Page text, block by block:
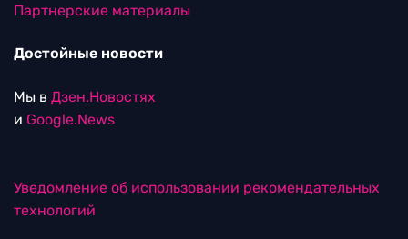
Партнерские материалы
Достойные новости
Мы в Дзен.Новостях
и Google.News
Уведомление об использовании рекомендательных
технологий